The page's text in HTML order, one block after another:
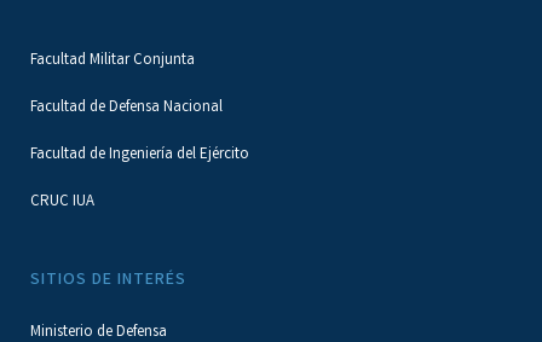
Facultad Militar Conjunta
Facultad de Defensa Nacional
Facultad de Ingeniería del Ejército
CRUC IUA
SITIOS DE INTERÉS
Ministerio de Defensa